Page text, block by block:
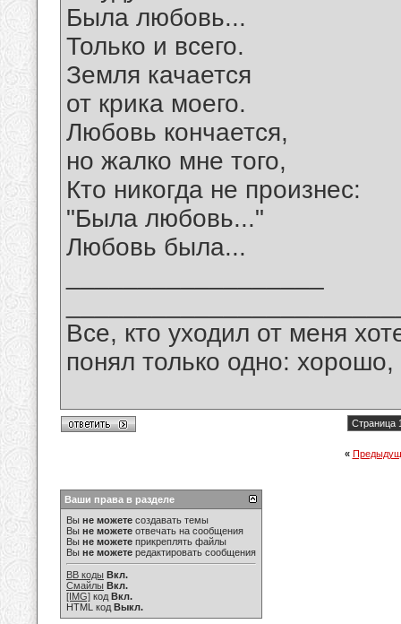
Была любовь...
Только и всего.
Земля качается
от крика моего.
Любовь кончается,
но жалко мне того,
Кто никогда не произнес:
"Была любовь..."
Любовь была...
Все, кто уходил от меня
понял только одно:
Страница
«
Ваши права в разделе
Вы не можете создавать темы
Вы не можете отвечать на сообщения
Вы не можете прикреплять файлы
Вы не можете редактировать сообщения
BB коды Вкл.
Смайлы Вкл.
[IMG] код Вкл.
HTML код Выкл.